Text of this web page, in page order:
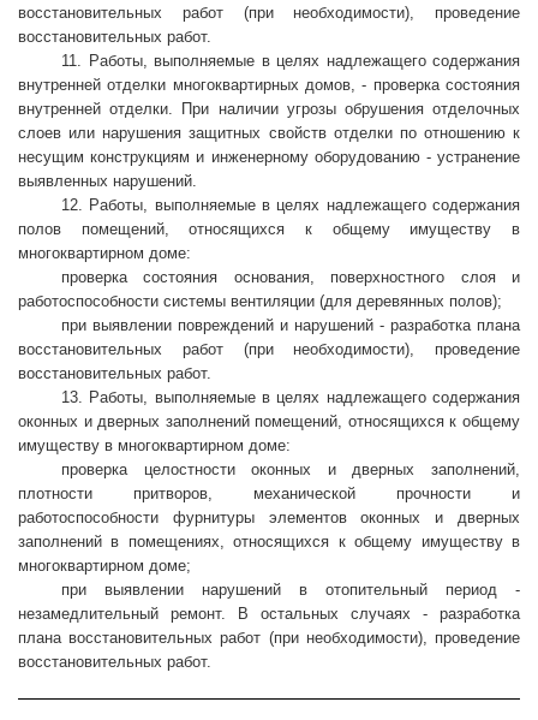
восстановительных работ (при необходимости), проведение
восстановительных работ.
11. Работы, выполняемые в целях надлежащего содержания
внутренней отделки многоквартирных домов, - проверка состояния
внутренней отделки. При наличии угрозы обрушения отделочных
слоев или нарушения защитных свойств отделки по отношению к
несущим конструкциям и инженерному оборудованию - устранение
выявленных нарушений.
12. Работы, выполняемые в целях надлежащего содержания
полов помещений, относящихся к общему имуществу в
многоквартирном доме:
проверка состояния основания, поверхностного слоя и
работоспособности системы вентиляции (для деревянных полов);
при выявлении повреждений и нарушений - разработка плана
восстановительных работ (при необходимости), проведение
восстановительных работ.
13. Работы, выполняемые в целях надлежащего содержания
оконных и дверных заполнений помещений, относящихся к общему
имуществу в многоквартирном доме:
проверка целостности оконных и дверных заполнений,
плотности притворов, механической прочности и
работоспособности фурнитуры элементов оконных и дверных
заполнений в помещениях, относящихся к общему имуществу в
многоквартирном доме;
при выявлении нарушений в отопительный период -
незамедлительный ремонт. В остальных случаях - разработка
плана восстановительных работ (при необходимости), проведение
восстановительных работ.